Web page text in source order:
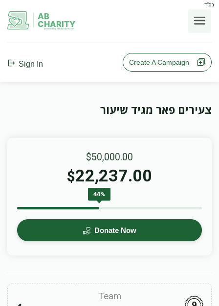
בס"ד
AB
CHARITY
powerd by ahblicklive.com
Sign In Create A Campaign
צעירים פאר מגיד שיעור
$50,000.00
$22,237.00
44%
Donate Now
Team